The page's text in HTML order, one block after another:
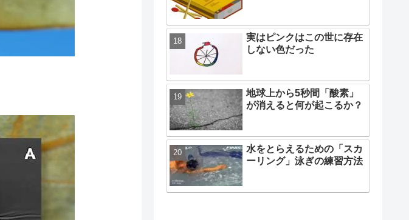
実はピンクはこの世に存在
しない色だった
地球上から5秒間「酸素」
が消えると何が起こるか？
水をとらえるための「スカ
ーリング」泳ぎの練習方法